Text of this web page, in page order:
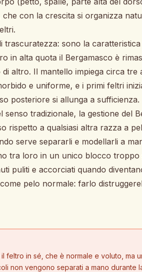
con la crescita si organizza
sono la caratteristica
in alta quota il Bergamasco è
altro. Il mantello impiega circa tre
e uniforme, e i primi feltri
posteriore si allunga a sufficienza.
tradizionale, la gestione del
rispetto a qualsiasi altra razza a
serve separarli e modellarli a
tra loro in un unico blocco troppo
puliti e accorciati quando
pelo normale: farlo
feltro in sé, che è normale e voluto, ma
non vengono separati a mano durante